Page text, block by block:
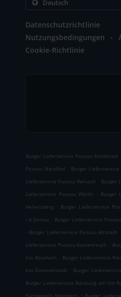
Datenschutzrichtlinie
Nutzungsbedingungen .
Cookie-Richtlinie
Burger Lieferservice Passau Kohlbruck
Passau Stelzlhof . Burger
Lieferservice Passau Reisach . Burger
Lieferservice Passau Wörth
. Burger
Hellersberg . Burger Lieferservice
l.d.Donau . Burger Lieferservice
. Burger Lieferservice Passau Altstadt .
Lieferservice Passau Kastenreuth .
Inn Abraham . Burger Lieferservice
Inn Dommelstadl . Burger
Burger Lieferservice Neuburg am Inn
Fürstenzell Kleingern
. Burger